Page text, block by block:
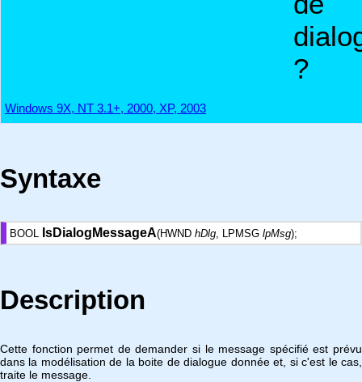
?
Windows 9X, NT 3.1+, 2000, XP, 2003
Syntaxe
BOOL IsDialogMessageA(HWND hDlg, LPMSG lpMsg);
Description
Cette fonction permet de demander si le message spécifié est prévu
dans la modélisation de la boite de dialogue donnée et, si c'est le cas,
traite le message.